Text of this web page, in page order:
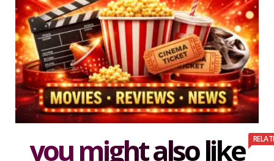
you might also like